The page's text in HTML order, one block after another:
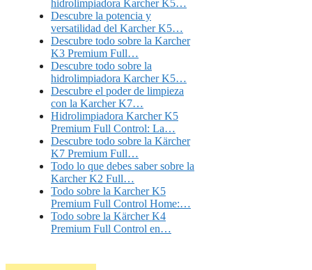
hidrolimpiadora Karcher K5…
Descubre la potencia y
versatilidad del Karcher K5…
Descubre todo sobre la Karcher
K3 Premium Full…
Descubre todo sobre la
hidrolimpiadora Karcher K5…
Descubre el poder de limpieza
con la Karcher K7…
Hidrolimpiadora Karcher K5
Premium Full Control: La…
Descubre todo sobre la Kärcher
K7 Premium Full…
Todo lo que debes saber sobre la
Karcher K2 Full…
Todo sobre la Karcher K5
Premium Full Control Home:…
Todo sobre la Kärcher K4
Premium Full Control en…